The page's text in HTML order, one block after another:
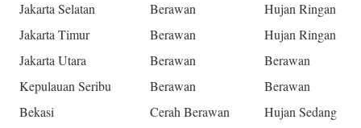
Jakarta Selatan
Berawan
Hujan Ringan
Jakarta Timur
Berawan
Hujan Ringan
Jakarta Utara
Berawan
Berawan
Kepulauan Seribu
Berawan
Berawan
Bekasi
Cerah Berawan
Hujan Sedang